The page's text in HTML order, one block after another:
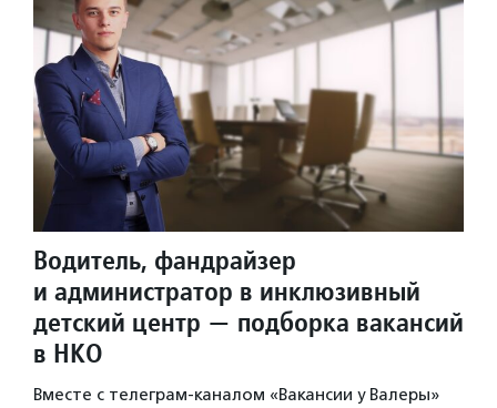
Водитель, фандрайзер
и администратор в инклюзивный
детский центр — подборка вакансий
в НКО
Вместе с телеграм-каналом «Вакансии у Валеры»